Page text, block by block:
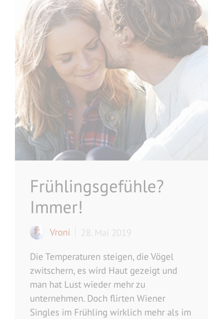
Frühlingsgefühle?
Immer!
Vroni
28. Mai 2019
Die Temperaturen steigen, die Vögel
zwitschern, es wird Haut gezeigt und
man hat Lust wieder mehr zu
unternehmen. Doch flirten Wiener
Singles im Frühling wirklich mehr als im